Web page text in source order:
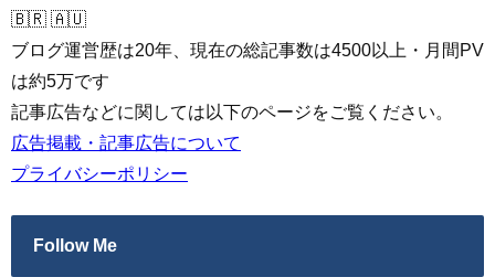
🇧🇷 🇦🇺
ブログ運営歴は20年、現在の総記事数は4500以上・月間PV
は約5万です
記事広告などに関しては以下のページをご覧ください。
広告掲載・記事広告について
プライバシーポリシー
Follow Me